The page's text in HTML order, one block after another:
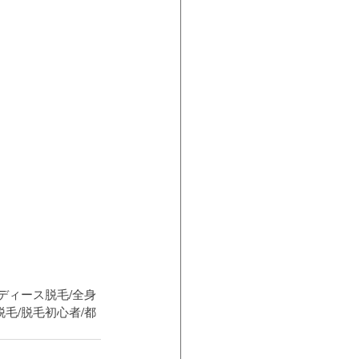
ィース脱毛/全身
毛/脱毛初心者/都